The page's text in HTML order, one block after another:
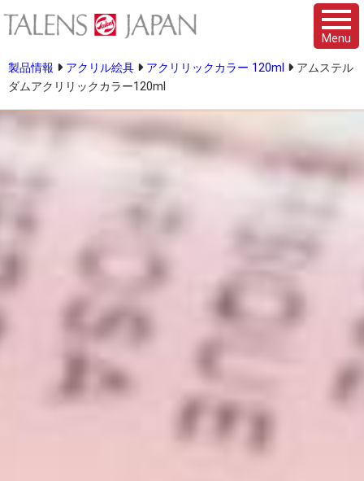
Menu
製品情報 アクリル絵具 アクリリックカラー 120ml
アムステル
ダムアクリリックカラー120ml